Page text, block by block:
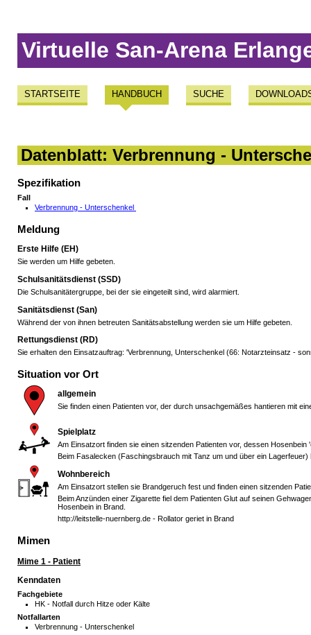
Virtuelle San-Arena
STARTSEITE HANDBUCH SUCHE
Datenblatt: Verbrennung -
Spezifikation
Fall
Verbrennung - Unterschenkel
Meldung
Erste Hilfe (EH)
Sie werden um Hilfe gebeten.
Schulsanitätsdienst (SSD)
Die Schulsanitätergruppe, bei der sie eingeteilt sind, wird alarmiert.
Sanitätsdienst (San)
Während der von ihnen betreuten Sanitätsabstellung werden sie um Hilfe gebeten.
Rettungsdienst (RD)
Sie erhalten den Einsatzauftrag: 'Verbrennung, Unterschenkel (66: Notarzteinsatz -
Situation vor Ort
allgemein
Sie finden einen Patienten vor, der durch unsachgemäßes hantieren mit
Spielplatz
Am Einsatzort finden sie einen sitzenden Patienten vor, dessen Hosenbein
Beim Fasalecken (Faschingsbrauch mit Tanz um und über ein
Wohnbereich
Am Einsatzort stellen sie Brandgeruch fest und finden einen sitzenden
Beim Anzünden einer Zigarette fiel dem Patienten Glut auf seinen
Hosenbein in Brand.
http://leitstelle-nuernberg.de - Rollator geriet in Brand
Mimen
Mime 1 - Patient
Kenndaten
Fachgebiete
HK - Notfall durch Hitze oder Kälte
Notfallarten
Verbrennung - Unterschenkel